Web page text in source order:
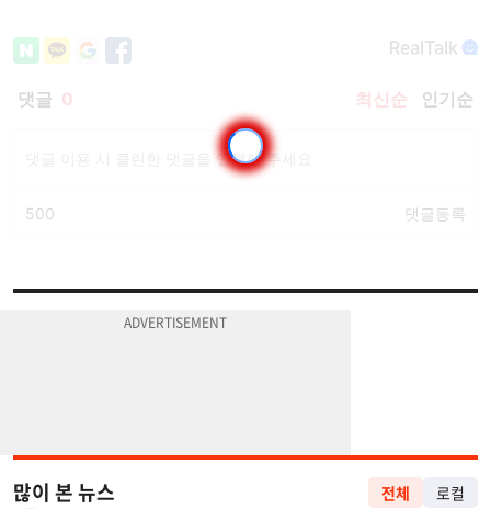
많이 본 뉴스 전체 로컬